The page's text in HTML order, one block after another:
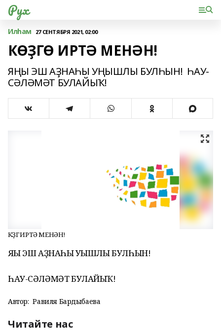
Рух
Илһам 27 СЕНТЯБРЯ 2021, 02:00
КӨҘГӨ ИРТӘ МЕНӘН!
ЯҢЫ ЭШ АҘНАҺЫ УҢЫШЛЫ БУЛҺЫН! ҺАУ-
СӘЛӘМӘТ БУЛАЙЫҠ!
КӨҘГӨ ИРТӘ МЕНӘН!
ЯҢЫ ЭШ АҘНАҺЫ УҢЫШЛЫ БУЛҺЫН!
ҺАУ-СӘЛӘМӘТ БУЛАЙЫҠ!
Автор: Равиля Бардыбаева
Читайте нас